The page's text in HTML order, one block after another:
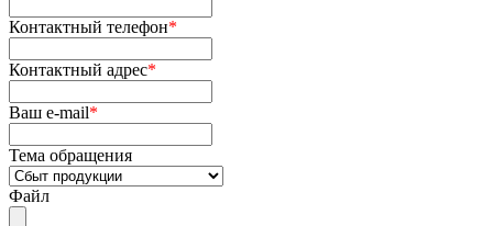
Контактный телефон*
Контактный адрес*
Ваш e-mail*
Тема обращения
Файл